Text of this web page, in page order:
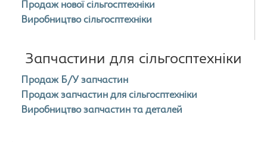
Продаж нової сільгосптехніки
Виробництво сільгосптехніки
Запчастини для сільгосптехніки
Продаж Б/У запчастин
Продаж запчастин для сільгосптехніки
Виробництво запчастин та деталей